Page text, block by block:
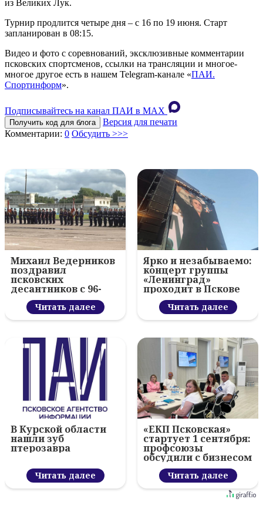
из Великих Лук.
Турнир продлится четыре дня – с 16 по 19 июня. Старт
запланирован в 08:15.
Видео и фото с соревнований, эксклюзивные комментарии
псковских спортсменов, ссылки на трансляции и многое-
многое другое есть в нашем Telegram-канале «ПАИ.
Спортинформ».
Подписывайтесь на канал ПАИ в MAХ
Получить код для блога
Версия для печати
Комментарии: 0 Обсудить >>>
Михаил Ведерников
поздравил
псковских
десантников с 96-
летием ВДВ и
вручил награды
Читать далее
Ярко и незабываемо:
концерт группы
«Ленинград»
проходит в Пскове
Читать далее
В Курской области
нашли зуб
птерозавра
Читать далее
«ЕКП Псковская»
стартует 1 сентября:
профсоюзы
обсудили с бизнесом
новый цифровой
проектЧитать далее